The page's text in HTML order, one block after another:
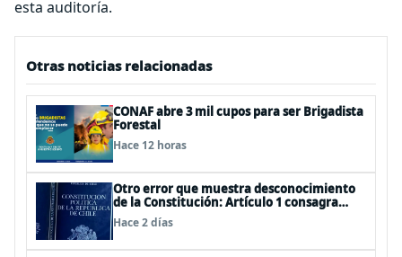
esta auditoría.
Otras noticias relacionadas
CONAF abre 3 mil cupos para ser Brigadista
Forestal
Hace 12 horas
Otro error que muestra desconocimiento
de la Constitución: Artículo 1 consagra
resguardar la seguridad nacional y
proteger a los ciudadanos
Hace 2 días